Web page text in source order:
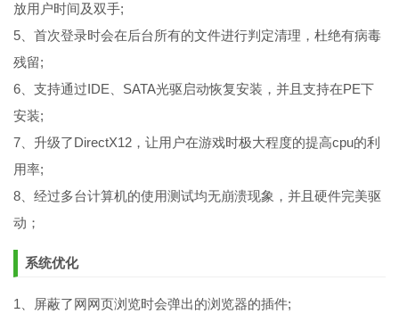
放用户时间及双手;
5、首次登录时会在后台所有的文件进行判定清理，杜绝有病毒
残留;
6、支持通过IDE、SATA光驱启动恢复安装，并且支持在PE下
安装;
7、升级了DirectX12，让用户在游戏时极大程度的提高cpu的利
用率;
8、经过多台计算机的使用测试均无崩溃现象，并且硬件完美驱
动；
系统优化
1、屏蔽了网网页浏览时会弹出的浏览器的插件;